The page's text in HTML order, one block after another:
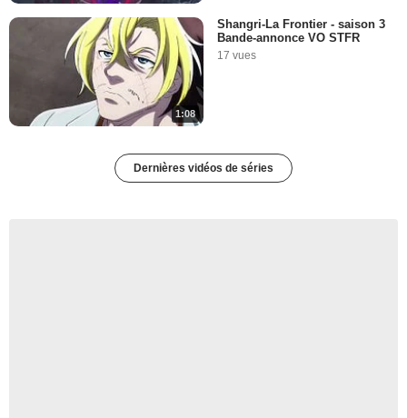
1:08
Shangri-La Frontier - saison 3
Bande-annonce VO STFR
17 vues
Dernières vidéos de séries